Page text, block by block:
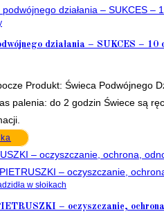
działania – SUKCES – 10
Produkt: Świeca Podwójnego
palenia: do 2 godzin Świece są
w słoikach
– oczyszczanie,